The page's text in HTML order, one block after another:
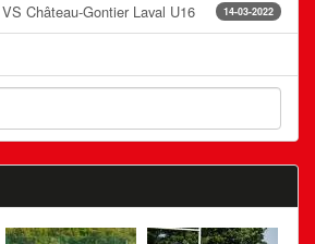
14-03-2022
Château-Gontier Laval U16